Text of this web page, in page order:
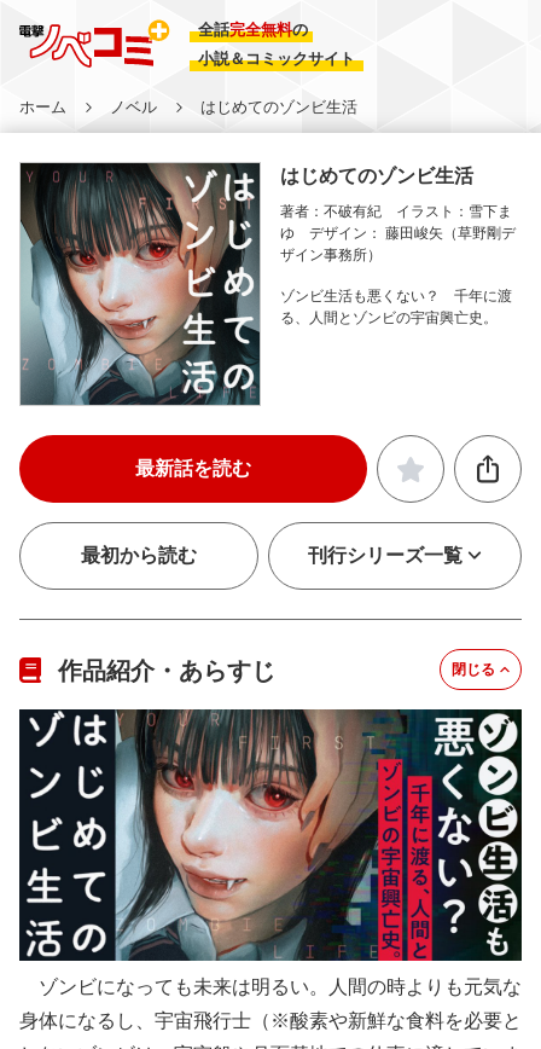
全話完全無料の
小説＆コミックサイト
ホーム ノベル はじめてのゾンビ生活
はじめてのゾンビ生活
著者：不破有紀 イラスト：雪下ま
ゆ デザイン： 藤田峻矢（草野剛デ
ザイン事務所）
ゾンビ生活も悪くない？ 千年に渡
る、人間とゾンビの宇宙興亡史。
最新話を読む
最初から読む 刊行シリーズ一覧
作品紹介・あらすじ 閉じる
ゾンビになっても未来は明るい。人間の時よりも元気な
身体になるし、宇宙飛行士（※酸素や新鮮な食料を必要と